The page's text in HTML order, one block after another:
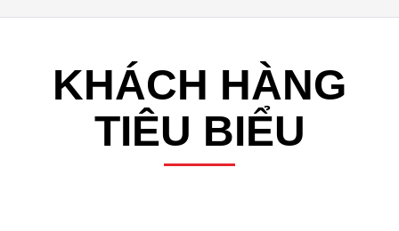
KHÁCH HÀNG
TIÊU BIỂU